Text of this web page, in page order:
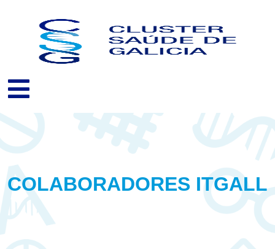
contenido
COLABORADORES ITGALL